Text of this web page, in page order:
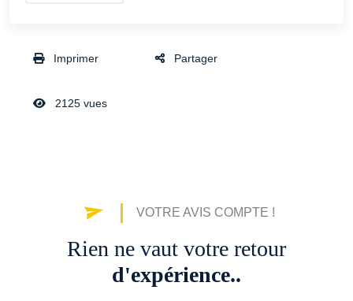
Imprimer Partager
2125 vues
VOTRE AVIS COMPTE !
Rien ne vaut votre retour
d'expérience..